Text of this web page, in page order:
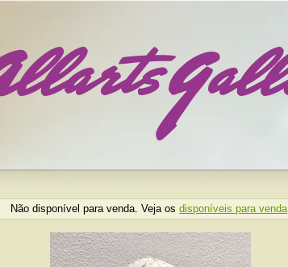
Não disponível para venda. Veja osdisponíveis para venda